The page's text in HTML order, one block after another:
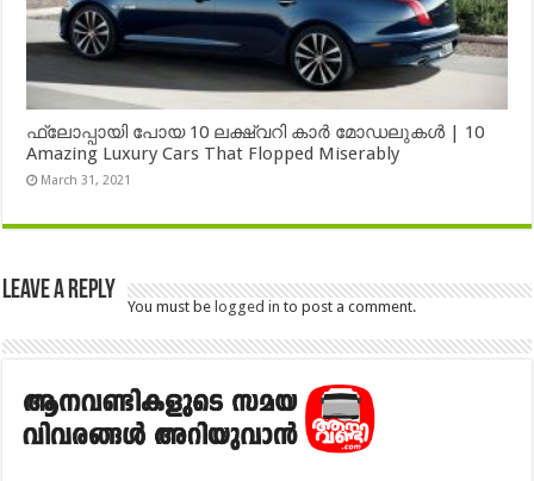
ഫ്ലോപ്പായി പോയ 10 ലക്ഷ്വറി കാർ മോഡലുകൾ | 10
Amazing Luxury Cars That Flopped Miserably
March 31, 2021
Leave a Reply
You must belogged in to post a comment.